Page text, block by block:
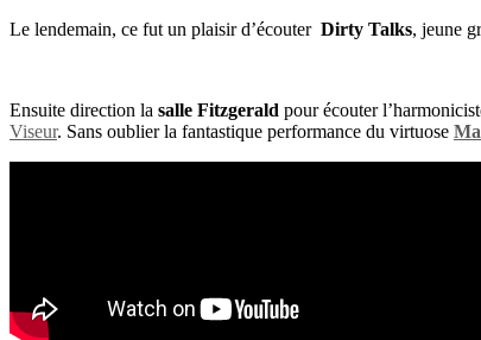
Le lendemain, ce fut un plaisir d’écouter Dirty Talks, jeune
Ensuite direction la salle Fitzgerald pour écouter
Viseur. Sans oublier la fantastique performance du virtuose